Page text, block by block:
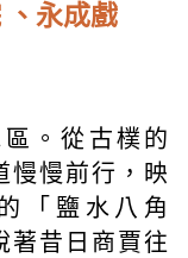
、永成戲
。從古樸的
慢慢前行，映
「鹽水八角
著昔日商賈往